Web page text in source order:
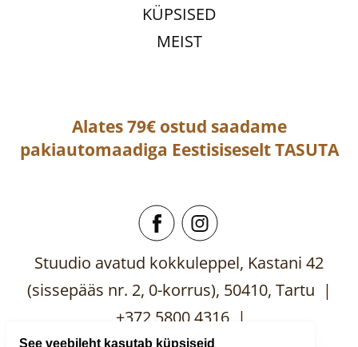
KÜPSISED
MEIST
Alates 79€ ostud saadame
pakiautomaadiga EestisiseseltTASUTA
Stuudio avatud kokkuleppel, Kastani 42
(sissepääs nr. 2, 0-korrus), 50410, Tartu |
+372 5800 4316 |
See veebileht kasutab küpsiseid